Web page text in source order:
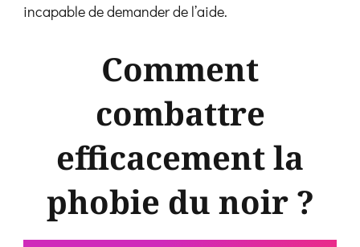
incapable de demander de l’aide.
Comment
combattre
efficacement la
phobie du noir ?